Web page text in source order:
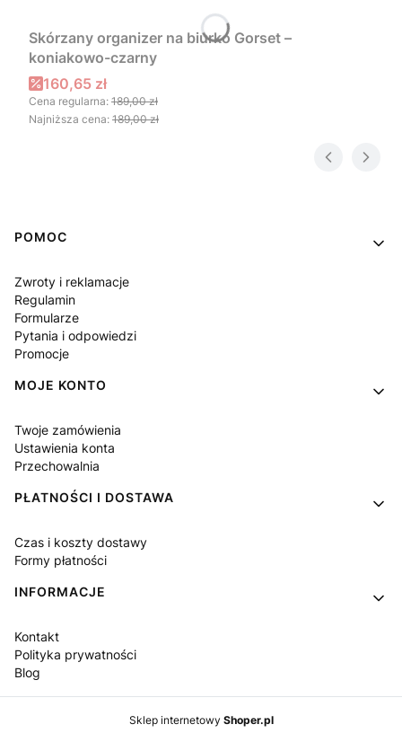
Skórzany organizer na biurko Gorset –
koniakowo-czarny
Cena promocyjna
160,65 zł
Cena regularna: 189,00 zł
Najniższa cena: 189,00 zł
Linki w stopce
POMOC
Zwroty i reklamacje
Regulamin
Formularze
Pytania i odpowiedzi
Promocje
MOJE KONTO
Twoje zamówienia
Ustawienia konta
Przechowalnia
PŁATNOŚCI I DOSTAWA
Czas i koszty dostawy
Formy płatności
INFORMACJE
Kontakt
Polityka prywatności
Blog
Sklep internetowy Shoper.pl